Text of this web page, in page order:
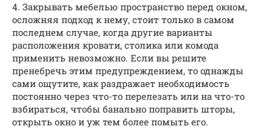
4. Закрывать мебелью пространство перед окном,
осложняя подход к нему, стоит только в самом
последнем случае, когда другие варианты
расположения кровати, столика или комода
применить невозможно. Если вы решите
пренебречь этим предупреждением, то однажды
сами ощутите, как раздражает необходимость
постоянно через что-то перелезать или на что-то
взбираться, чтобы банально поправить шторы,
открыть окно и уж тем более помыть его.